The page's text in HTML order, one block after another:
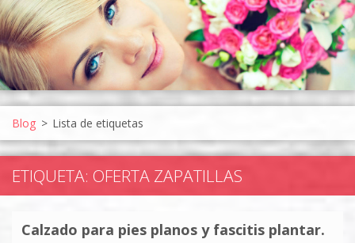
Blog > Lista de etiquetas
ETIQUETA: OFERTA ZAPATILLAS
Calzado para pies planos y fascitis plantar.